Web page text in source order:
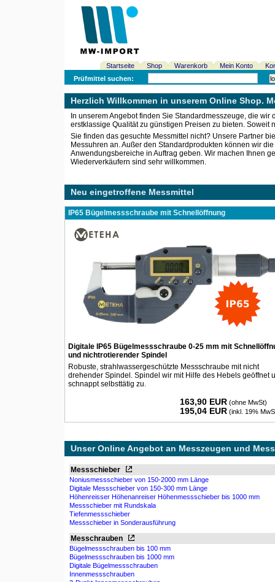
Startseite Shop Warenkorb Mein Konto
Prüfmittel suchen:
Herzlich Willkommen in unserem Online Shop.
In unserem Angebot finden Sie Standardmesszeuge, die
erstklassige Qualität zu günstigen Preisen zu bieten.
Sie finden das gesuchte Messmittel nicht? Unsere Partner
Messuhren an. Außer den Standardprodukten können wir
Anwendungsbereiche in Auftrag geben. Wir machen Ihnen
Wiederverkäufern sind sehr willkommen.
Neu eingetroffene Messmittel
IP65 Bügelmessschraube mit Schnellöffnung
Digitale IP65 Bügelmessschraube 0-25 mm mit
und nichtrotierender Spindel
Robuste, strahlwassergeschützte Messschraube mit nicht
drehender Spindel. Spindel wir mit Hilfe des Hebels geöffnet
schnappt selbsttätig zu.
163,90 EUR (ohne MwSt)
195,04 EUR (inkl. 19%
Unser Online Angebot an Messzeugen und
Messschieber
Noniusmessschieber von 150-2000 mm Länge
Digitale Messschieber von 150-300 mm Länge
Höhenreisser Höhenanreiser Höhenmessschieber bis 1000 mm
Messschieber mit Rundskala
Tiefenmessschieber
Messschieber in Sonderausführung
Messchrauben
Bügelmessschrauben bis 100 mm
Bügelmessschrauben bis 1000 mm
Digitale Bügelmessschrauben
Innenmessschrauben